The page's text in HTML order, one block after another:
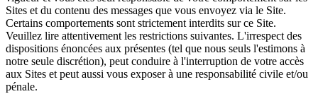
Sites et du contenu des messages que vous envoyez via le Site.
Certains comportements sont strictement interdits sur ce Site.
Veuillez lire attentivement les restrictions suivantes. L'irrespect des
dispositions énoncées aux présentes (tel que nous seuls l'estimons à
notre seule discrétion), peut conduire à l'interruption de votre accès
aux Sites et peut aussi vous exposer à une responsabilité civile et/ou
pénale.